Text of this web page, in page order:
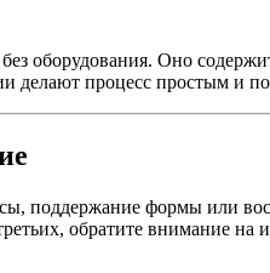
оборудования. Оно
делают процесс простым и
поддержание формы или
обратите внимание